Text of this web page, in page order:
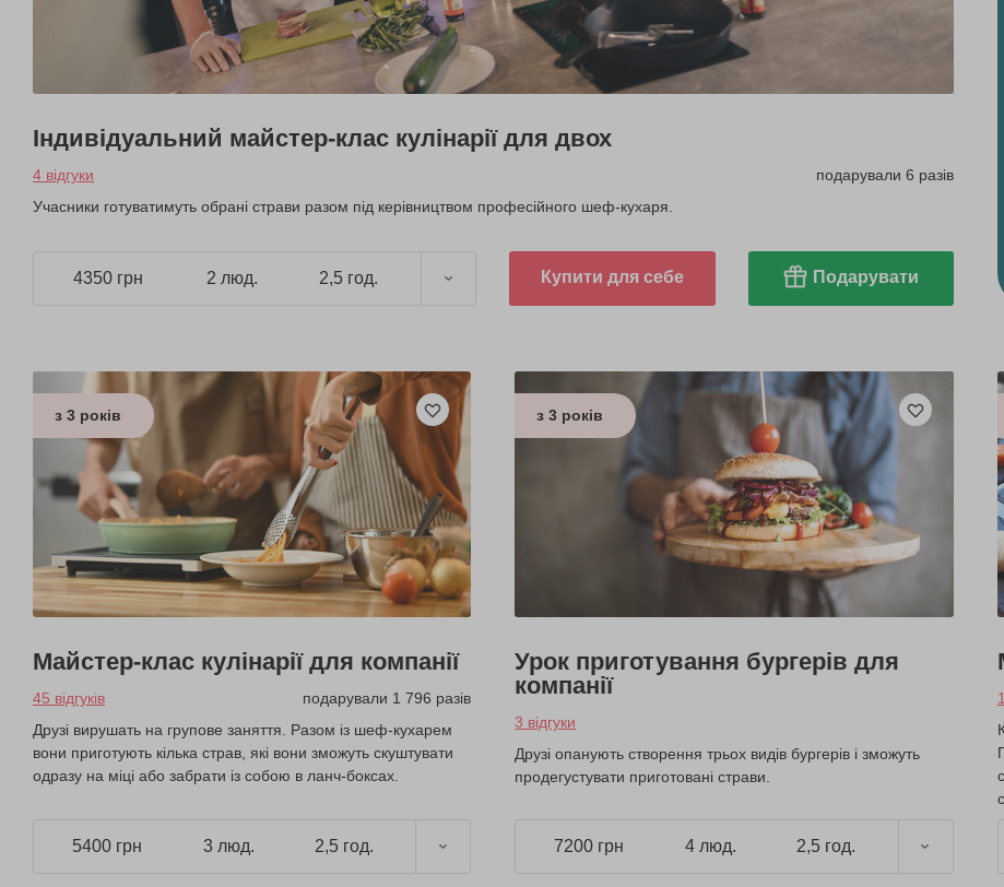
Індивідуальний майстер-клас кулінарії для двох
4 відгуки
подарували 6 разів
Учасники готуватимуть обрані страви разом під керівництвом професійного шеф-кухаря.
4350 грн 2 люд. 2,5 год. Купити для себе Подарувати
з 3 років
Майстер-клас кулінарії для компанії
45 відгуків
подарували 1 796 разів
Друзі вирушать на групове заняття. Разом із шеф-кухарем
вони приготують кілька страв, які вони зможуть скуштувати
одразу на міці або забрати із собою в ланч-боксах.
5400 грн 3 люд. 2,5 год.
з 3 років
Урок приготування бургерів для
компанії
3 відгуки
Друзі опанують створення трьох видів бургерів і зможуть
продегустувати приготовані страви.
7200 грн 4 люд. 2,5 год.